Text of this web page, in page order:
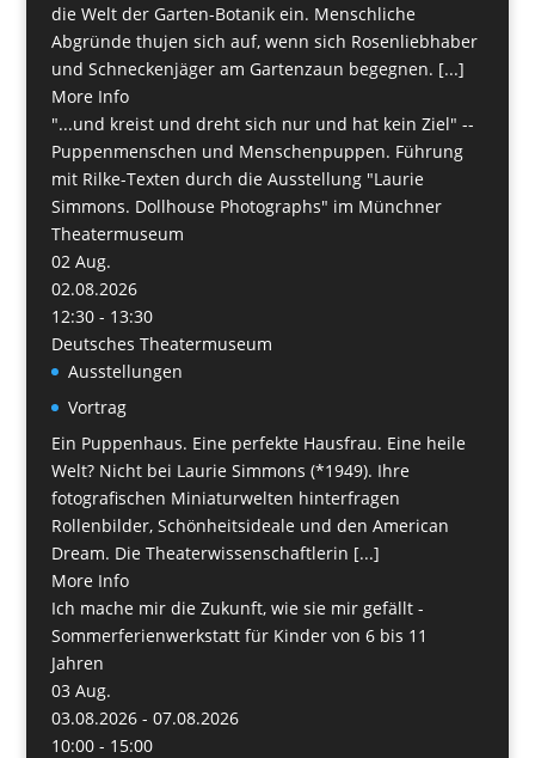
die Welt der Garten-Botanik ein. Menschliche
Abgründe thujen sich auf, wenn sich Rosenliebhaber
und Schneckenjäger am Gartenzaun begegnen. [...]
More Info
"...und kreist und dreht sich nur und hat kein Ziel" --
Puppenmenschen und Menschenpuppen. Führung
mit Rilke-Texten durch die Ausstellung "Laurie
Simmons. Dollhouse Photographs" im Münchner
Theatermuseum
02 Aug.
02.08.2026
12:30 - 13:30
Deutsches Theatermuseum
Ausstellungen
Vortrag
Ein Puppenhaus. Eine perfekte Hausfrau. Eine heile
Welt? Nicht bei Laurie Simmons (*1949). Ihre
fotografischen Miniaturwelten hinterfragen
Rollenbilder, Schönheitsideale und den American
Dream. Die Theaterwissenschaftlerin [...]
More Info
Ich mache mir die Zukunft, wie sie mir gefällt -
Sommerferienwerkstatt für Kinder von 6 bis 11
Jahren
03 Aug.
03.08.2026 - 07.08.2026
10:00 - 15:00